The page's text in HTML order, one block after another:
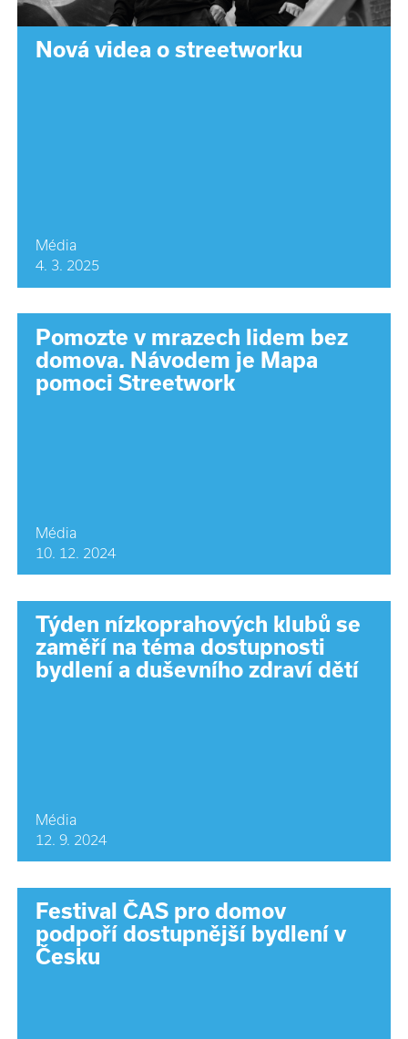
Nová videa o streetworku
Média
4. 3. 2025
Pomozte v mrazech lidem bez
domova. Návodem je Mapa
pomoci Streetwork
Média
10. 12. 2024
Týden nízkoprahových klubů se
zaměří na téma dostupnosti
bydlení a duševního zdraví dětí
Média
12. 9. 2024
Festival ČAS pro domov
podpoří dostupnější bydlení v
Česku